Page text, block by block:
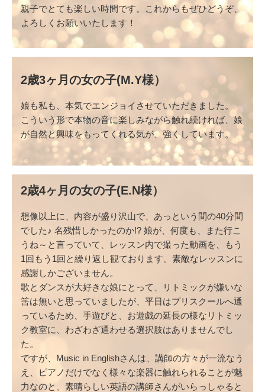
親子でとても楽しい時間です。これからもぜひどうぞ、
よろしくお願いいたします！
2歳3ヶ月の女の子(M.Y様）
娘も私も、本気でエンジョイさせていただきました。
こういう形で本物の音に楽しみながら触れ続ければ、娘
が自然と興味をもってくれる気が、強くしています。
2歳4ヶ月の女の子(E.N様）
想像以上に、内容が盛り沢山で、あっという間の40分間
でした♪ 名残惜しかったのか!? 娘が、何度も、また行こ
うね～と言っていて、レッスン内で撮った動画を、もう
1回もう1回と繰り返し観ております。素敵なレッスンに
感謝しかございません。
歌とダンスが大好きな娘にとって、リトミックが嫌いな
筈は無いと思っていましたが、平日はプリスクールへ通
っているため、手遊びと、お遊戯の延長の様なリトミッ
ク教室に、わざわざ通わせる選択肢はありませんでし
た。
ですが、Music in Englishさんは、講師の方々が一流なう
え、ピアノだけでなく様々な楽器に触れられることが魅
力なのと、素晴らしい英語の講師さんがいらっしゃると